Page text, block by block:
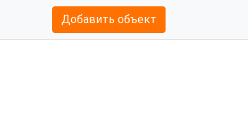
Добавить объект